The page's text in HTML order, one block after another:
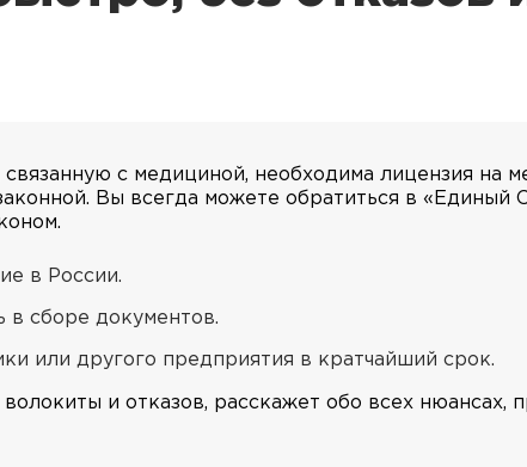
с медициной, необходима лицензия на
Вы всегда можете обратиться в «Единый
в России.
сборе документов.
или другого предприятия в кратчайший срок.
и отказов, расскажет обо всех нюансах,